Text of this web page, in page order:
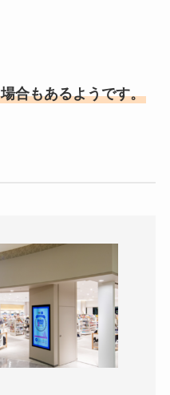
合もあるようです。